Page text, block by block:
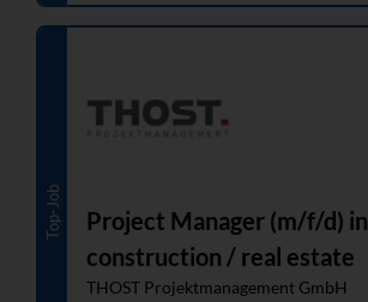
Top-Job
Project Manager (m/f/d) in
construction / real estate
THOST Projektmanagement GmbH